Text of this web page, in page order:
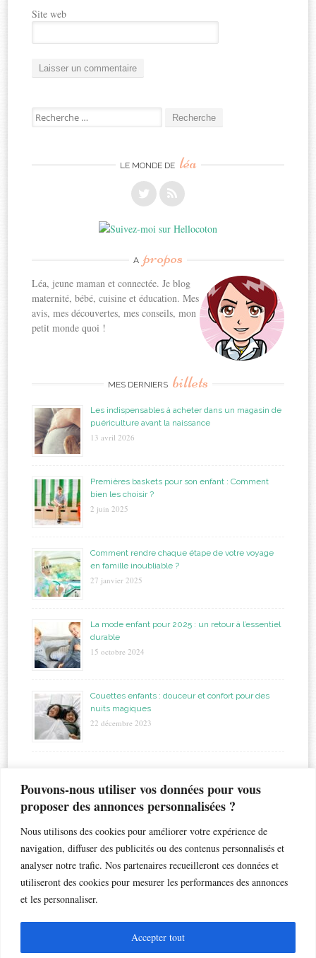
Pouvons-nous utiliser vos données pour vous
proposer des annonces personnalisées ?
Nous utilisons des cookies pour améliorer votre expérience de
navigation, diffuser des publicités ou des contenus personnalisés et
analyser notre trafic. Nos partenaires recueilleront ces données et
utiliseront des cookies pour mesurer les performances des annonces
et les personnaliser.
Accepter tout
Site web
Recherche
pour:
LE MONDE DE léa
A propos
Léa, jeune maman et connectée. Je blog
maternité, bébé, cuisine et éducation. Mes
avis, mes découvertes, mes conseils, mon
petit monde quoi !
MES DERNIERS billets
Les indispensables à acheter dans un magasin de
puériculture avant la naissance
13 avril 2026
Premières baskets pour son enfant : Comment
bien les choisir ?
2 juin 2025
Comment rendre chaque étape de votre voyage
en famille inoubliable ?
27 janvier 2025
La mode enfant pour 2025 : un retour à l’essentiel
durable
15 octobre 2024
Couettes enfants : douceur et confort pour des
nuits magiques
22 décembre 2023
accouchement allaitement astuces bapteme beauté
bronchiolite bébé cadeau chaleur chambre chocolat
coiffure crèche dents de lait droits enfant enfants esthétique
gateau grossesse grossesse géméllaire jouet
jumeaux
naissance nounou Noël petite enfance
voyage école